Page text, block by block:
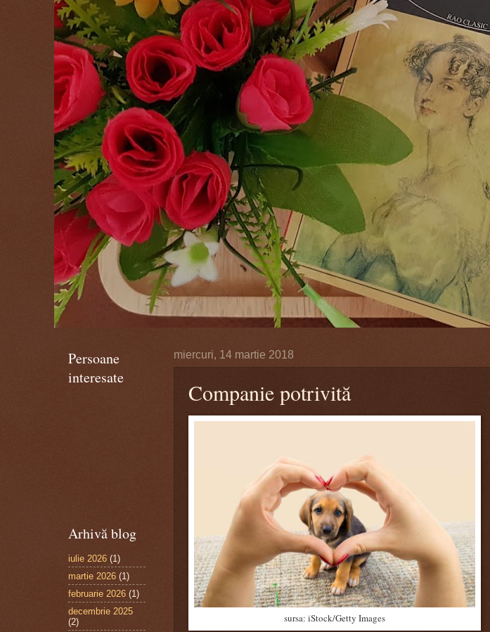
miercuri, 14 martie 2018
Companie potrivită
sursa: iStock/Getty Images
Persoane
interesate
Arhivă blog
iulie 2026 (1)
martie 2026 (1)
februarie 2026 (1)
decembrie 2025
(2)